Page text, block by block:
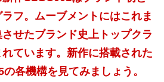
フ。ムーブメントにはこれま
せたブランド史上トップクラ
ています。新作に搭載された
各機構を見てみましょう。